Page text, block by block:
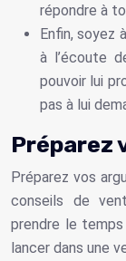
répondre à
Enfin, soyez
à l’écoute
pouvoir lui
pas à lui
Préparez
Préparez vos
conseils de
prendre le
lancer dans une